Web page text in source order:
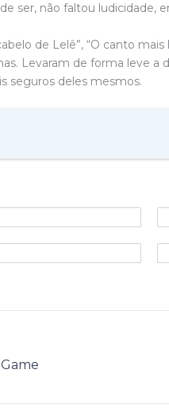
ser, não faltou
de Lelê”, “O canto
Levaram de forma leve
seguros deles mesmos.
Municipal tem
as pessoas para